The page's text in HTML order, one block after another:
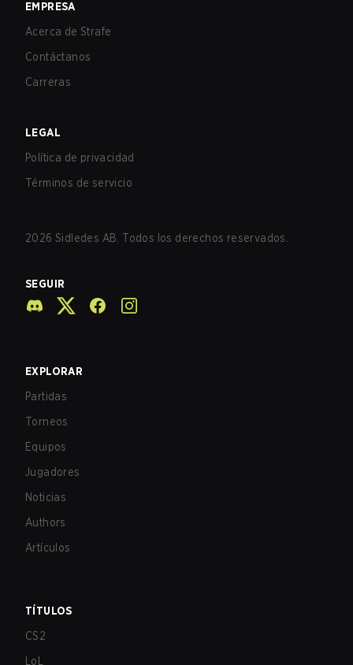
EMPRESA
Acerca de Strafe
Contáctanos
Carreras
LEGAL
Política de privacidad
Términos de servicio
2026 Sidledes AB. Todos los derechos reservados.
SEGUIR
EXPLORAR
Partidas
Torneos
Equipos
Jugadores
Noticias
Authors
Artículos
TÍTULOS
CS2
LoL